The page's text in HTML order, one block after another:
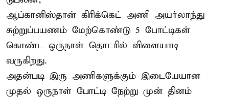
ஆப்கானிஸ்தான் கிரிக்கெட் அணி அயர்லாந்து
சுற்றுப்பயணம் மேற்கொண்டு 5 போட்டிகள்
கொண்ட ஒருநாள் தொடரில் விளையாடி
வருகிறது.
அதன்படி இரு அணிகளுக்கும் இடையேயான
முதல் ஒருநாள் போட்டி நேற்று முன் தினம்